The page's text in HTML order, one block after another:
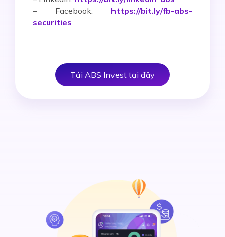
– Facebook: https://bit.ly/fb-abs-
securities
Tải ABS Invest tại đây